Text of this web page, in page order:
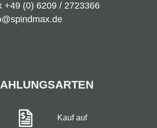
+49 (0) 6209 / 2723366
Kauf auf